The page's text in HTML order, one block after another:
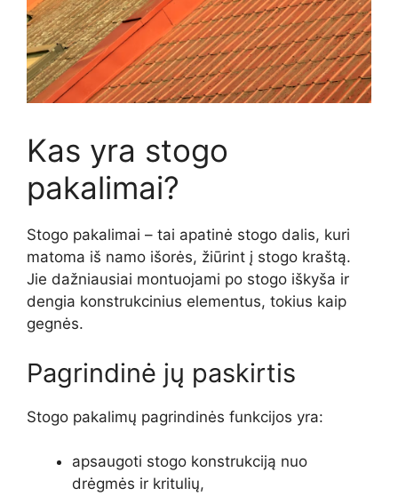
Kas yra stogo
pakalimai?
Stogo pakalimai – tai apatinė stogo dalis, kuri
matoma iš namo išorės, žiūrint į stogo kraštą.
Jie dažniausiai montuojami po stogo iškyša ir
dengia konstrukcinius elementus, tokius kaip
gegnės.
Pagrindinė jų paskirtis
Stogo pakalimų pagrindinės funkcijos yra:
apsaugoti stogo konstrukciją nuo
drėgmės ir kritulių,